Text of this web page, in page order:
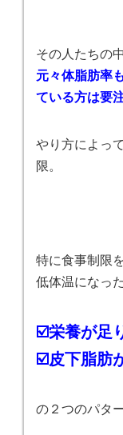
その人たちの
元々体脂肪率
ている方は要
やり方によっ
限。
特に食事制限
低体温になっ
☑️栄養が足
☑️皮下脂肪
の２つのパタ